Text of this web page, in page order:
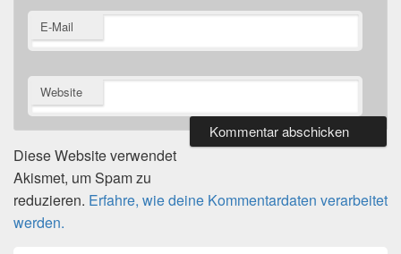
E-Mail
Website
Diese Website verwendet
Akismet, um Spam zu
reduzieren. Erfahre, wie deine Kommentardaten verarbeitet
werden.